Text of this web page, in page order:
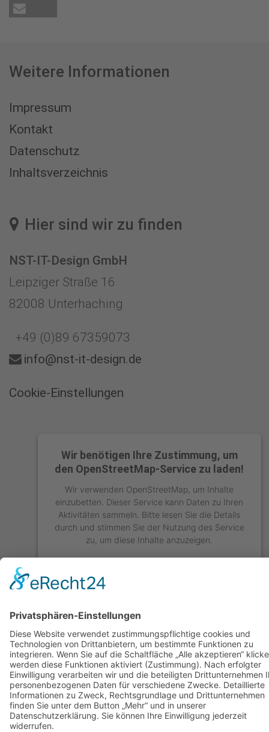
Weitere Informationen
Impressum
Kontakt
Datenschutz
Inhaltsverzeichnis
Hier sind wir zu finden
NST-IT-Design GmbH
Leipziger Straße 16
82008 Unterhaching
+49 (0)89 67359073
info@nst-it-design.de
Cookie-Einstellungen
Wir benötigen Ihre Zustimmung, um
den OpenStreetMap-Service zu laden!
Wir verwenden OpenStreetMap, um Inhalte
einzubetten. Dieser Service kann Daten zu Ihren
Aktivitäten sammeln. Bitte lesen Sie die Details
durch und stimmen Sie der Nutzung des Service
zu, um diese Inhalte anzuzeigen.
MEHR INFORMATIONEN
Platform&eRecht24
Größere Karte anzeigen